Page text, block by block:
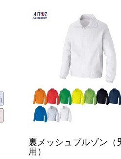
裏メッシュブルゾン（
用）